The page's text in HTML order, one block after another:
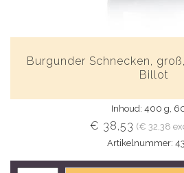
Burgunder Schnecken,
Billot
Inhoud: 400 g,
€ 38,53 (€ 32,38
Artikelnummer: